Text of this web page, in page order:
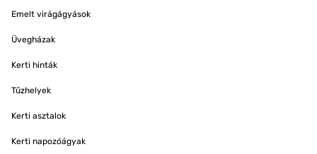
Emelt virágágyások
Üvegházak
Kerti hinták
Tűzhelyek
Kerti asztalok
Kerti napozóágyak